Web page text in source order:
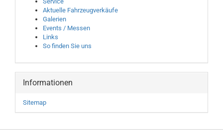
Aktuelle Fahrzeugverkäufe
Galerien
Events / Messen
Links
So finden Sie uns
Informationen
Sitemap